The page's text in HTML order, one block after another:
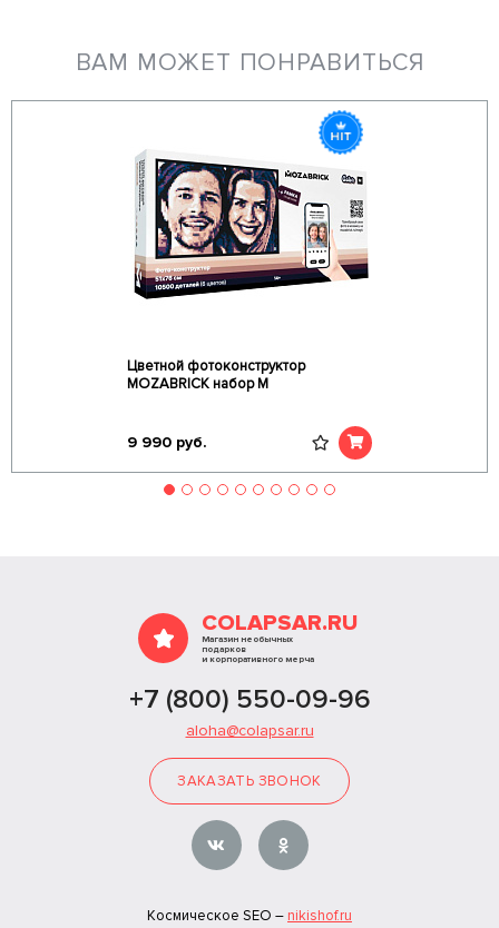
ВАМ МОЖЕТ ПОНРАВИТЬСЯ
Цветной фотоконструктор
MOZABRICK набор M
9 990 руб.
COLAPSAR.RU
Магазин необычных
подарков
и корпоративного мерча
+7 (800) 550-09-96
aloha@colapsar.ru
ЗАКАЗАТЬ ЗВОНОК
Космическое SEO – nikishof.ru